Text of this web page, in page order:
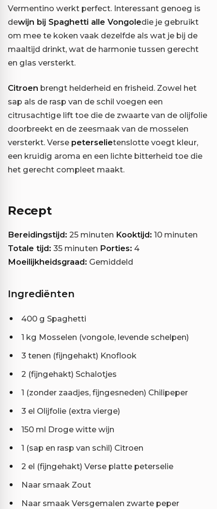
Vermentino werkt perfect. Interessant genoeg is
dewijn bij Spaghetti alle Vongoledie je gebruikt
om mee te koken vaak dezelfde als wat je bij de
maaltijd drinkt, wat de harmonie tussen gerecht
en glas versterkt.
Citroen brengt helderheid en frisheid. Zowel het
sap als de rasp van de schil voegen een
citrusachtige lift toe die de zwaarte van de olijfolie
doorbreekt en de zeesmaak van de mosselen
versterkt. Verse peterselietenslotte voegt kleur,
een kruidig aroma en een lichte bitterheid toe die
het gerecht compleet maakt.
Recept
Bereidingstijd: 25 minuten Kooktijd: 10 minuten
Totale tijd: 35 minuten Porties: 4
Moeilijkheidsgraad: Gemiddeld
Ingrediënten
400 g Spaghetti
1 kg Mosselen (vongole, levende schelpen)
3 tenen (fijngehakt) Knoflook
2 (fijngehakt) Schalotjes
1 (zonder zaadjes, fijngesneden) Chilipeper
3 el Olijfolie (extra vierge)
150 ml Droge witte wijn
1 (sap en rasp van schil) Citroen
2 el (fijngehakt) Verse platte peterselie
Naar smaak Zout
Naar smaak Versgemalen zwarte peper